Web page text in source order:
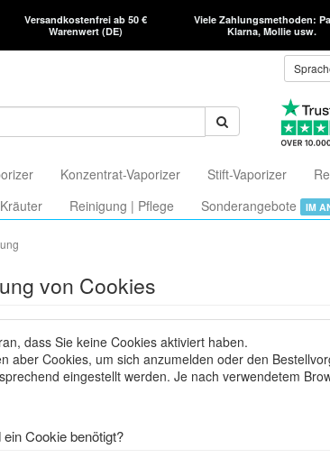
Versandkostenfrei ab 50 €
Warenwert (DE)
Viele Zahlungsmethoden:
Klarna, Mollie usw.
Konzentrat-Vaporizer Stift-Vaporizer
Reinigung | Pflege Sonderangebote IM
von Cookies
dass Sie keine Cookies aktiviert haben.
aber Cookies, um sich anzumelden oder den
eingestellt werden. Je nach verwendetem
Cookie benötigt?